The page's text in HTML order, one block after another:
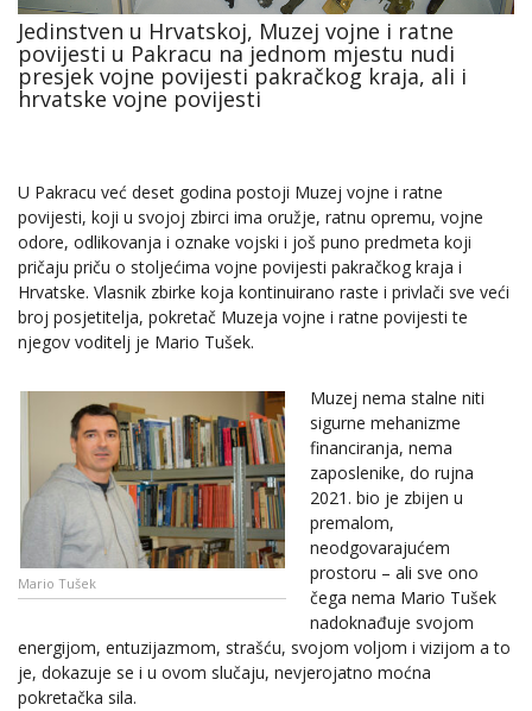
Jedinstven u Hrvatskoj, Muzej vojne i ratne
povijesti u Pakracu na jednom mjestu nudi
presjek vojne povijesti pakračkog kraja, ali i
hrvatske vojne povijesti
U Pakracu već deset godina postoji Muzej vojne i ratne
povijesti, koji u svojoj zbirci ima oružje, ratnu opremu, vojne
odore, odlikovanja i oznake vojski i još puno predmeta koji
pričaju priču o stoljećima vojne povijesti pakračkog kraja i
Hrvatske. Vlasnik zbirke koja kontinuirano raste i privlači sve veći
broj posjetitelja, pokretač Muzeja vojne i ratne povijesti te
njegov voditelj je Mario Tušek.
Mario Tušek
Muzej nema stalne niti
sigurne mehanizme
financiranja, nema
zaposlenike, do rujna
2021. bio je zbijen u
premalom,
neodgovarajućem
prostoru – ali sve ono
čega nema Mario Tušek
nadoknađuje svojom
energijom, entuzijazmom, strašću, svojom voljom i vizijom a to
je, dokazuje se i u ovom slučaju, nevjerojatno moćna
pokretačka sila.